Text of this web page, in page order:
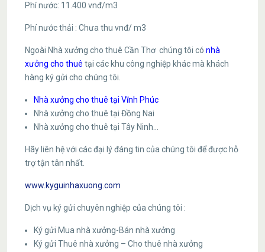
Phí nước: 11.400 vnđ/m3
Phí nước thải : Chưa thu vnđ/ m3
Ngoài Nhà xưởng cho thuê Cần Thơ chúng tôi có nhà
xưởng cho thuê tại các khu công nghiệp khác mà khách
hàng ký gửi cho chúng tôi.
Nhà xưởng cho thuê tại Vĩnh Phúc
Nhà xưởng cho thuê tại Đồng Nai
Nhà xưởng cho thuê tại Tây Ninh…
Hãy liên hệ với các đại lý đáng tin của chúng tôi để được hỗ
trợ tận tân nhất.
www.kyguinhaxuong.com
Dịch vụ ký gửi chuyên nghiệp của chúng tôi :
Ký gửi Mua nhà xưởng-Bán nhà xưởng
Ký gửi Thuê nhà xưởng – Cho thuê nhà xưởng